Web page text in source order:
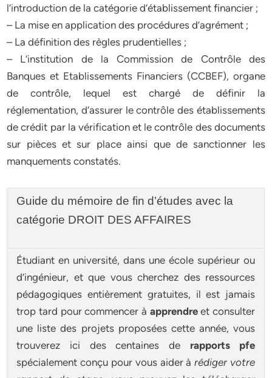
l’introduction de la catégorie d’établissement financier ;
– La mise en application des procédures d’agrément ;
– La définition des règles prudentielles ;
– L’institution de la Commission de Contrôle des
Banques et Etablissements Financiers (CCBEF), organe
de contrôle, lequel est chargé de définir la
réglementation, d’assurer le contrôle des établissements
de crédit par la vérification et le contrôle des documents
sur pièces et sur place ainsi que de sanctionner les
manquements constatés.
Guide du mémoire de fin d’études avec la
catégorie DROIT DES AFFAIRES
Étudiant en université, dans une école supérieur ou
d’ingénieur, et que vous cherchez des ressources
pédagogiques entièrement gratuites, il est jamais
trop tard pour commencer à apprendreet consulter
une liste des projets proposées cette année, vous
trouverez ici des centaines de rapports pfe
spécialement conçu pour vous aider àrédiger votre